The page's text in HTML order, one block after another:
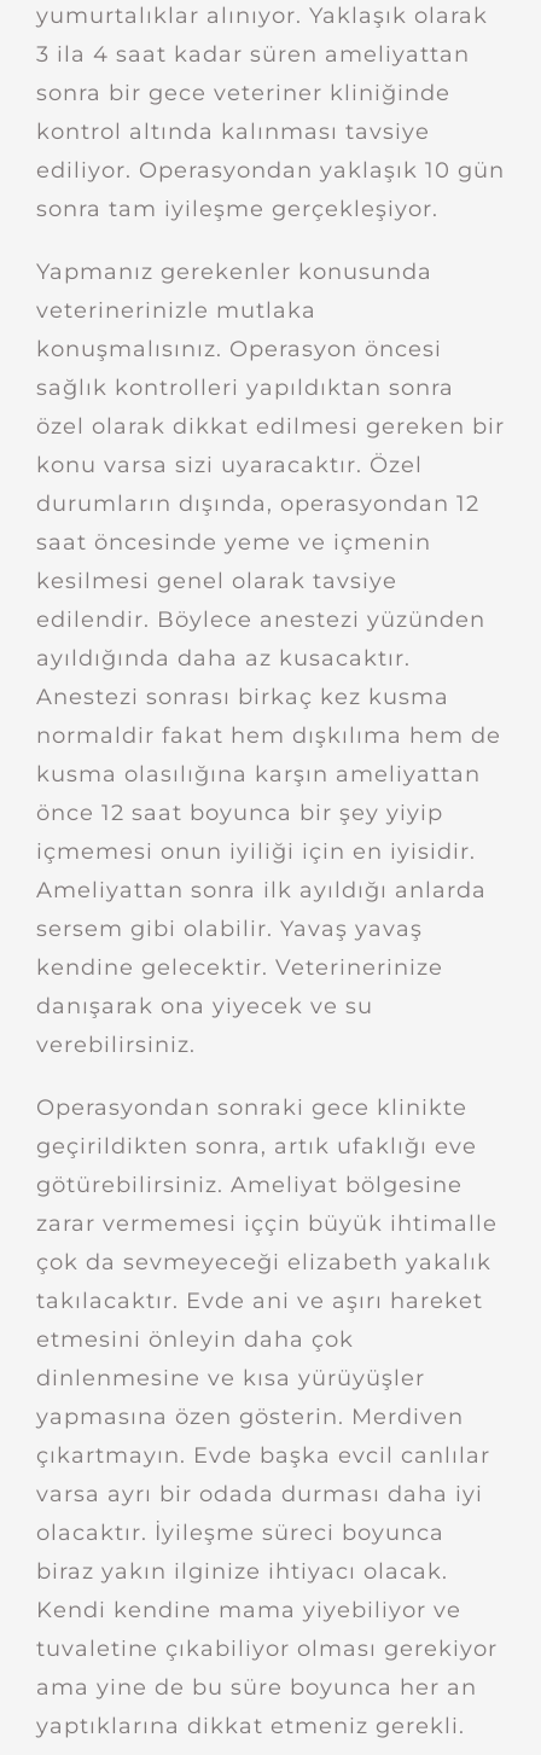
yumurtalıklar alınıyor. Yaklaşık olarak
3 ila 4 saat kadar süren ameliyattan
sonra bir gece veteriner kliniğinde
kontrol altında kalınması tavsiye
ediliyor. Operasyondan yaklaşık 10 gün
sonra tam iyileşme gerçekleşiyor.
Yapmanız gerekenler konusunda
veterinerinizle mutlaka
konuşmalısınız. Operasyon öncesi
sağlık kontrolleri yapıldıktan sonra
özel olarak dikkat edilmesi gereken bir
konu varsa sizi uyaracaktır. Özel
durumların dışında, operasyondan 12
saat öncesinde yeme ve içmenin
kesilmesi genel olarak tavsiye
edilendir. Böylece anestezi yüzünden
ayıldığında daha az kusacaktır.
Anestezi sonrası birkaç kez kusma
normaldir fakat hem dışkılıma hem de
kusma olasılığına karşın ameliyattan
önce 12 saat boyunca bir şey yiyip
içmemesi onun iyiliği için en iyisidir.
Ameliyattan sonra ilk ayıldığı anlarda
sersem gibi olabilir. Yavaş yavaş
kendine gelecektir. Veterinerinize
danışarak ona yiyecek ve su
verebilirsiniz.
Operasyondan sonraki gece klinikte
geçirildikten sonra, artık ufaklığı eve
götürebilirsiniz. Ameliyat bölgesine
zarar vermemesi iççin büyük ihtimalle
çok da sevmeyeceği elizabeth yakalık
takılacaktır. Evde ani ve aşırı hareket
etmesini önleyin daha çok
dinlenmesine ve kısa yürüyüşler
yapmasına özen gösterin. Merdiven
çıkartmayın. Evde başka evcil canlılar
varsa ayrı bir odada durması daha iyi
olacaktır. İyileşme süreci boyunca
biraz yakın ilginize ihtiyacı olacak.
Kendi kendine mama yiyebiliyor ve
tuvaletine çıkabiliyor olması gerekiyor
ama yine de bu süre boyunca her an
yaptıklarına dikkat etmeniz gerekli.